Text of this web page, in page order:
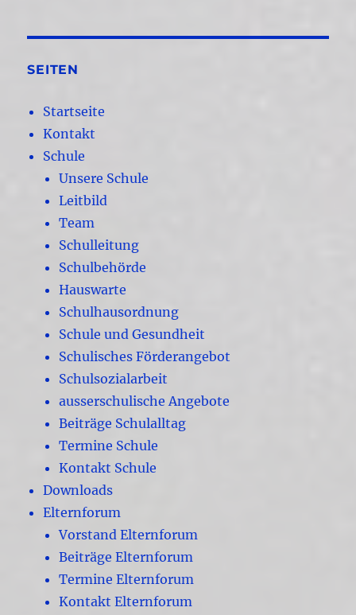
SEITEN
Startseite
Kontakt
Schule
Unsere Schule
Leitbild
Team
Schulleitung
Schulbehörde
Hauswarte
Schulhausordnung
Schule und Gesundheit
Schulisches Förderangebot
Schulsozialarbeit
ausserschulische Angebote
Beiträge Schulalltag
Termine Schule
Kontakt Schule
Downloads
Elternforum
Vorstand Elternforum
Beiträge Elternforum
Termine Elternforum
Kontakt Elternforum